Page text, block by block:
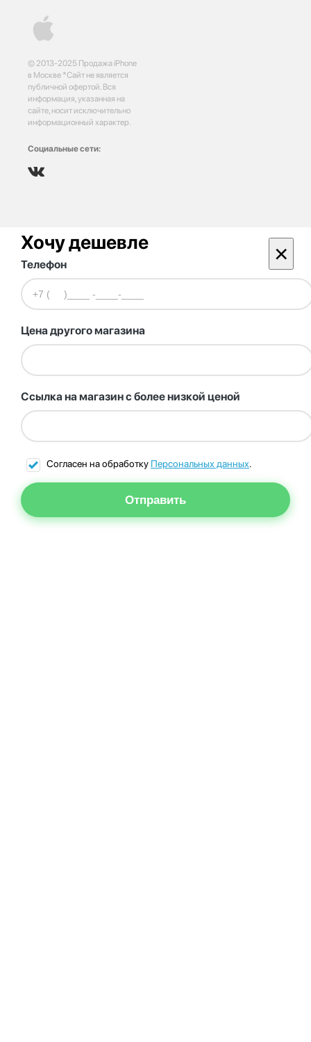
© 2013-2025 Продажа iPhone
в Москве *Сайт не является
публичной офертой. Вся
информация, указанная на
сайте, носит исключительно
информационный характер.
Социальные сети:
Хочу дешевле ×
Телефон
Цена другого магазина
Ссылка на магазин с более низкой ценой
Согласен на обработку Персональных данных.
Отправить